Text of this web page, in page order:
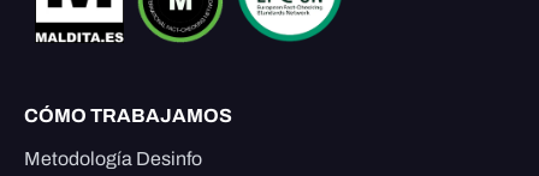
CÓMO TRABAJAMOS
Metodología Desinfo